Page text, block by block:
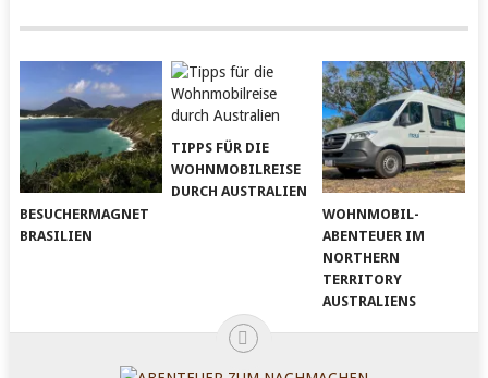
BESUCHERMAGNET
BRASILIEN
TIPPS FÜR DIE
WOHNMOBILREISE
DURCH AUSTRALIEN
WOHNMOBIL-
ABENTEUER IM
NORTHERN
TERRITORY
AUSTRALIENS